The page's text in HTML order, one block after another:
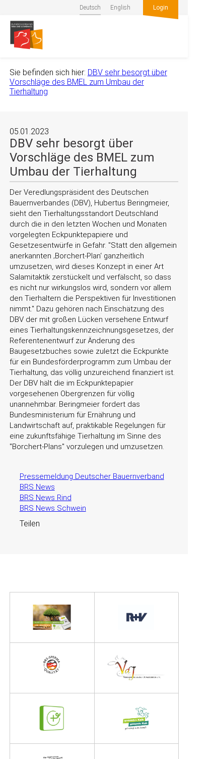
Deutsch English Login
Sie befinden sich hier: DBV sehr besorgt über
Vorschläge des BMEL zum Umbau der
Tierhaltung
05.01.2023
DBV sehr besorgt über
Vorschläge des BMEL zum
Umbau der Tierhaltung
Der Veredlungspräsident des Deutschen
Bauernverbandes (DBV), Hubertus Beringmeier,
sieht den Tierhaltungsstandort Deutschland
durch die in den letzten Wochen und Monaten
vorgelegten Eckpunktepapiere und
Gesetzesentwürfe in Gefahr.
Statt den allgemein
anerkannten ‚Borchert-Plan‘ ganzheitlich
umzusetzen, wird dieses Konzept in einer Art
Salamitaktik zerstückelt und verfälscht, so dass
es nicht nur wirkungslos wird, sondern vor allem
den Tierhaltern die Perspektiven für Investitionen
nimmt. Dazu gehören nach Einschätzung des
DBV der mit großen Lücken versehene Entwurf
eines Tierhaltungskennzeichnungsgesetzes, der
Referentenentwurf zur Änderung des
Baugesetzbuches sowie zuletzt die Eckpunkte
für ein Bundesförderprogramm zum Umbau der
Tierhaltung, das völlig unzureichend finanziert ist.
Der DBV hält die im Eckpunktepapier
vorgesehenen Obergrenzen für völlig
unannehmbar. Beringmeier fordert das
Bundesministerium für Ernährung und
Landwirtschaft auf, praktikable Regelungen für
eine zukunftsfähige Tierhaltung im Sinne des
Borchert-Plans vorzulegen und umzusetzen.
Pressemeldung Deutscher Bauernverband
BRS News
BRS News Rind
BRS News Schwein
Teilen